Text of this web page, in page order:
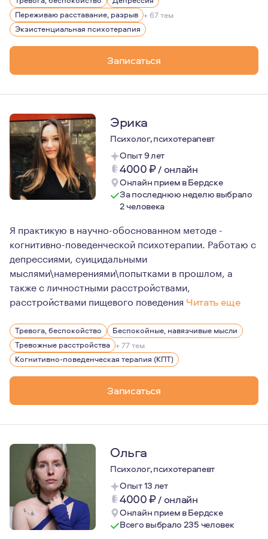
Регулярно прохожу личную терапию и супервизию,
Переживаю расставание, разрыв + 67 тем
Экзистенциальная психотерапия
Записаться
Эрика
Психолог, психотерапевт
Опыт 9 лет
4000₽/ онлайн
Онлайн прием в Бердске
За последнюю неделю выбрало
2 человека
Я практикую в научно-обоснованном методе -
когнитивно-поведенческой психотерапии. Работаю с
депрессиями, суицидальными
мыслями\намерениями\попытками в прошлом, а
также с личностными расстройствами,
расстройствами пищевого поведения Читать еще
Ввиду клинической практики, беру в работу людей с
Тревога, беспокойство
Беспокойные, навязчивые мысли
Тревожные расстройства + 77 тем
Когнитивно-поведенческая терапия (КПТ)
Записаться
Ольга
Психолог, психотерапевт
Опыт 13 лет
4000₽/ онлайн
Онлайн прием в Бердске
Всего выбрало 235 человек